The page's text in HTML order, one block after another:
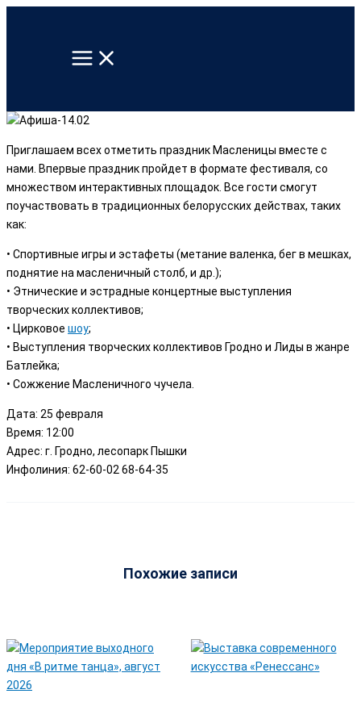
содержимому
Приглашаем всех отметить праздник Масленицы вместе с
нами. Впервые праздник пройдет в формате фестиваля, со
множеством интерактивных площадок. Все гости смогут
поучаствовать в традиционных белорусских действах, таких
как:
• Спортивные игры и эстафеты (метание валенка, бег в мешках,
поднятие на масленичный столб, и др.);
• Этнические и эстрадные концертные выступления
творческих коллективов;
• Цирковое шоу;
• Выступления творческих коллективов Гродно и Лиды в жанре
Батлейка;
• Сожжение Масленичного чучела.
Дата: 25 февраля
Время: 12:00
Адрес: г. Гродно, лесопарк Пышки
Инфолиния: 62-60-02 68-64-35
Похожие записи